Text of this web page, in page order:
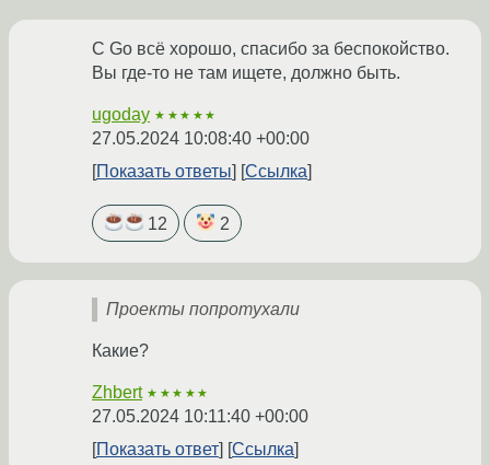
С Go всё хорошо, спасибо за беспокойство.
Вы где-то не там ищете, должно быть.
ugoday ★★★★★
27.05.2024 10:08:40 +00:00
Показать ответы
Ссылка
12 2
Проекты попротухали
Какие?
Zhbert ★★★★★
27.05.2024 10:11:40 +00:00
Показать ответ
Ссылка